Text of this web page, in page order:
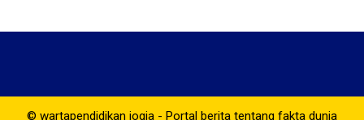
© wartapendidikan jogja - Portal berita tentang fakta dunia